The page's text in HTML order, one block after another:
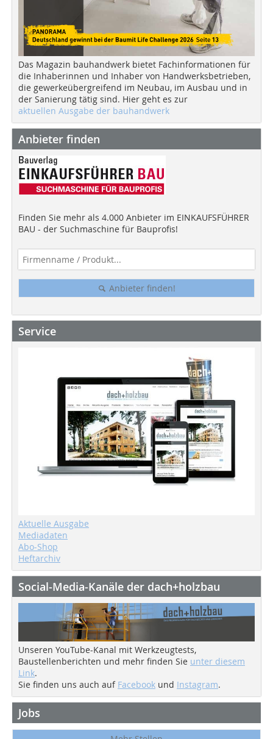
Das Magazin bauhandwerk bietet Fachinformationen für
die Inhaberinnen und Inhaber von Handwerksbetrieben,
die gewerkeübergreifend im Neubau, im Ausbau und in
der Sanierung tätig sind. Hier geht es zur
aktuellen Ausgabe der bauhandwerk
Anbieter finden
Finden Sie mehr als 4.000 Anbieter im EINKAUFSFÜHRER
BAU - der Suchmaschine für Bauprofis!
Anbieter finden!
Service
Aktuelle Ausgabe
Mediadaten
Abo-Shop
Heftarchiv
Social-Media-Kanäle der dach+holzbau
Unseren YouTube-Kanal mit Werkzeugtests,
Baustellenberichten und mehr finden Sie unter diesem
Link.
Sie finden uns auch auf Facebook und Instagram.
Jobs